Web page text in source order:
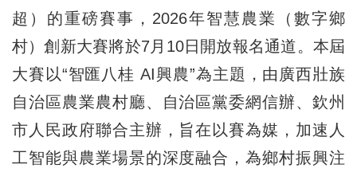
超）的重磅賽事，2026年智慧農業（數字鄉
村）創新大賽將於7月10日開放報名通道。本屆
大賽以“智匯八桂 AI興農”為主題，由廣西壯族
自治區農業農村廳、自治區黨委網信辦、欽州
市人民政府聯合主辦，旨在以賽為媒，加速人
工智能與農業場景的深度融合，為鄉村振興注